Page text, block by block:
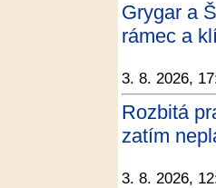
Grygar a
rámec a
3. 8. 2026,
Rozbitá
zatím
3. 8. 2026,